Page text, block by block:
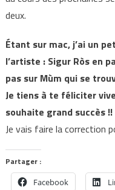
deux.
Étant sur mac, j’ai un
l’artiste : Sigur Ròs en
pas sur Mùm qui se
Je tiens à te féliciter
souhaite grand succès !!
Je vais faire la correction
Partager :
Facebook